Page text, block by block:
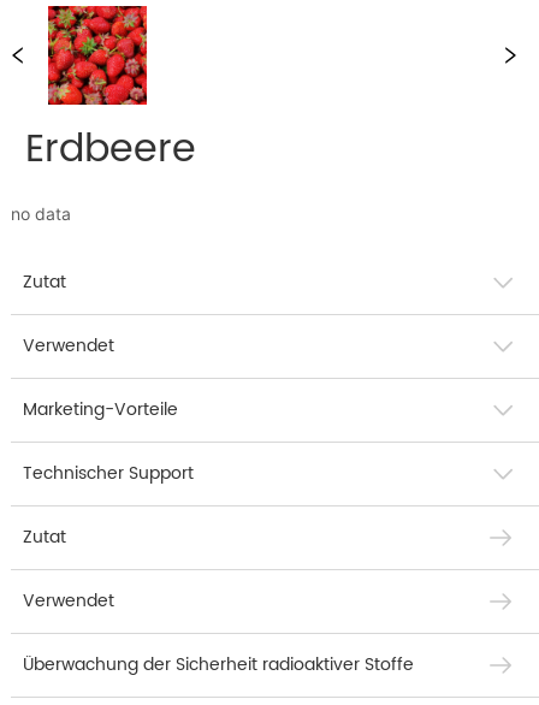
Erdbeere
no data
Zutat
Verwendet
Marketing-Vorteile
Technischer Support
Zutat
Verwendet
Überwachung der Sicherheit radioaktiver Stoffe